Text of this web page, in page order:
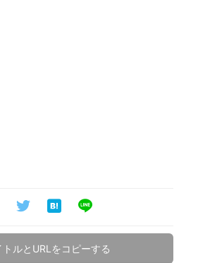
トルとURLをコピーする